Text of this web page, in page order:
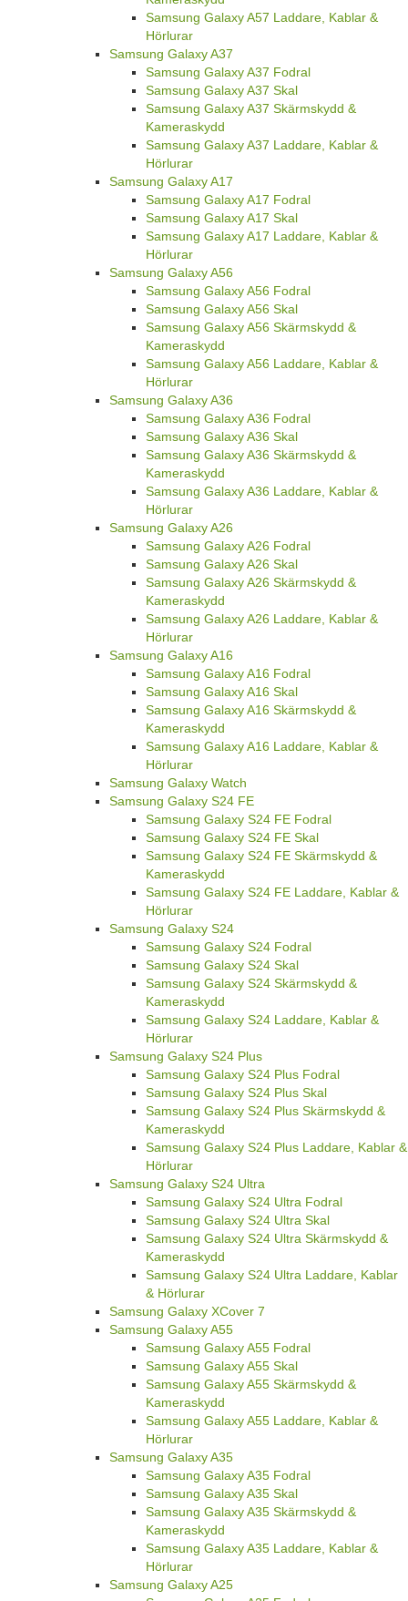
Samsung Galaxy A57 Laddare, Kablar &
Hörlurar
Samsung Galaxy A37
Samsung Galaxy A37 Fodral
Samsung Galaxy A37 Skal
Samsung Galaxy A37 Skärmskydd &
Kameraskydd
Samsung Galaxy A37 Laddare, Kablar &
Hörlurar
Samsung Galaxy A17
Samsung Galaxy A17 Fodral
Samsung Galaxy A17 Skal
Samsung Galaxy A17 Laddare, Kablar &
Hörlurar
Samsung Galaxy A56
Samsung Galaxy A56 Fodral
Samsung Galaxy A56 Skal
Samsung Galaxy A56 Skärmskydd &
Kameraskydd
Samsung Galaxy A56 Laddare, Kablar &
Hörlurar
Samsung Galaxy A36
Samsung Galaxy A36 Fodral
Samsung Galaxy A36 Skal
Samsung Galaxy A36 Skärmskydd &
Kameraskydd
Samsung Galaxy A36 Laddare, Kablar &
Hörlurar
Samsung Galaxy A26
Samsung Galaxy A26 Fodral
Samsung Galaxy A26 Skal
Samsung Galaxy A26 Skärmskydd &
Kameraskydd
Samsung Galaxy A26 Laddare, Kablar &
Hörlurar
Samsung Galaxy A16
Samsung Galaxy A16 Fodral
Samsung Galaxy A16 Skal
Samsung Galaxy A16 Skärmskydd &
Kameraskydd
Samsung Galaxy A16 Laddare, Kablar &
Hörlurar
Samsung Galaxy Watch
Samsung Galaxy S24 FE
Samsung Galaxy S24 FE Fodral
Samsung Galaxy S24 FE Skal
Samsung Galaxy S24 FE Skärmskydd &
Kameraskydd
Samsung Galaxy S24 FE Laddare, Kablar &
Hörlurar
Samsung Galaxy S24
Samsung Galaxy S24 Fodral
Samsung Galaxy S24 Skal
Samsung Galaxy S24 Skärmskydd &
Kameraskydd
Samsung Galaxy S24 Laddare, Kablar &
Hörlurar
Samsung Galaxy S24 Plus
Samsung Galaxy S24 Plus Fodral
Samsung Galaxy S24 Plus Skal
Samsung Galaxy S24 Plus Skärmskydd &
Kameraskydd
Samsung Galaxy S24 Plus Laddare, Kablar &
Hörlurar
Samsung Galaxy S24 Ultra
Samsung Galaxy S24 Ultra Fodral
Samsung Galaxy S24 Ultra Skal
Samsung Galaxy S24 Ultra Skärmskydd &
Kameraskydd
Samsung Galaxy S24 Ultra Laddare, Kablar
& Hörlurar
Samsung Galaxy XCover 7
Samsung Galaxy A55
Samsung Galaxy A55 Fodral
Samsung Galaxy A55 Skal
Samsung Galaxy A55 Skärmskydd &
Kameraskydd
Samsung Galaxy A55 Laddare, Kablar &
Hörlurar
Samsung Galaxy A35
Samsung Galaxy A35 Fodral
Samsung Galaxy A35 Skal
Samsung Galaxy A35 Skärmskydd &
Kameraskydd
Samsung Galaxy A35 Laddare, Kablar &
Hörlurar
Samsung Galaxy A25